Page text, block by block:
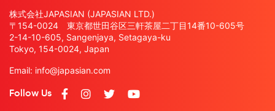
株式会社JAPASIAN (JAPASIAN LTD.)
〒154-0024 東京都世田谷区三軒茶屋二丁目14番10-605号
2-14-10-605, Sangenjaya, Setagaya-ku
Tokyo, 154-0024, Japan
Email: info@japasian.com
Follow Us